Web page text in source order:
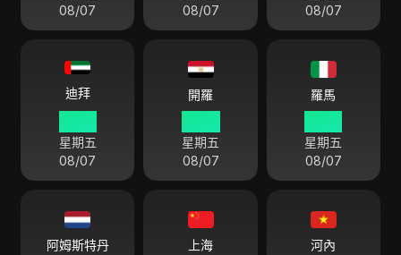
08/07
08/07
08/07
迪拜
星期五
08/07
開羅
星期五
08/07
羅馬
星期五
08/07
阿姆斯特丹 上海 河內